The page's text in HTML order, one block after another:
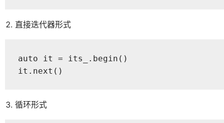
直接迭代器形式
auto it = its_.begin()
it.next()
循环形式